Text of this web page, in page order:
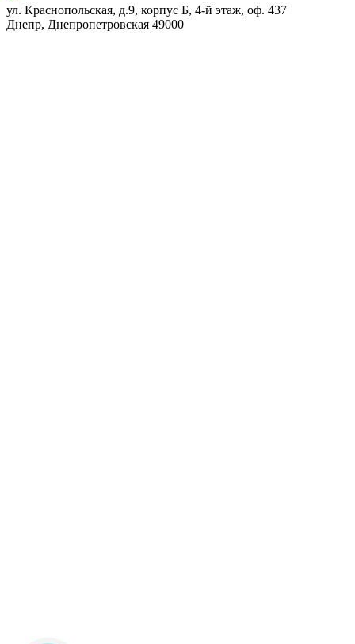
ул. Краснопольская, д.9, корпус Б, 4-й этаж, оф. 437
Днепр, Днепропетровская 49000